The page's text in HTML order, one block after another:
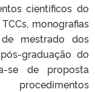
científicos do
monografias
mestrado dos
graduação do
se de proposta